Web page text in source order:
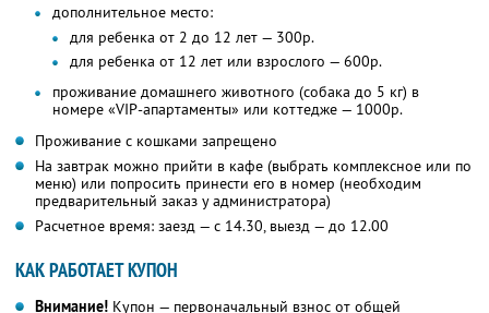
дополнительное место:
для ребенка от 2 до 12 лет — 300р.
для ребенка от 12 лет или взрослого — 600р.
проживание домашнего животного (собака до 5 кг) в
номере «VIP-апартаменты» или коттедже — 1000р.
Проживание с кошками запрещено
На завтрак можно прийти в кафе (выбрать комплексное или по
меню) или попросить принести его в номер (необходим
предварительный заказ у администратора)
Расчетное время: заезд — с 14.30, выезд — до 12.00
КАК РАБОТАЕТ КУПОН
Внимание! Купон — первоначальный взнос от общей